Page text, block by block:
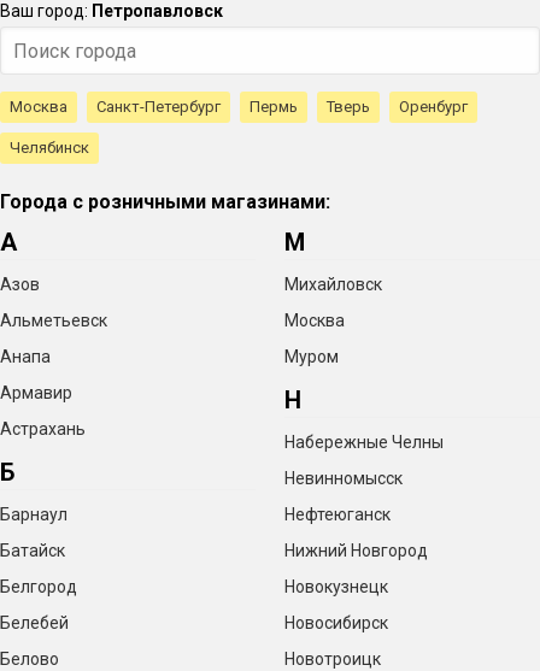
Ваш город: Петропавловск
Москва Санкт-Петербург Пермь Тверь Оренбург
Челябинск
Города с розничными магазинами:
А
Азов
Альметьевск
Анапа
Армавир
Астрахань
Б
Барнаул
Батайск
Белгород
Белебей
Белово
М
Михайловск
Москва
Муром
Н
Набережные Челны
Невинномысск
Нефтеюганск
Нижний Новгород
Новокузнецк
Новосибирск
Новотроицк